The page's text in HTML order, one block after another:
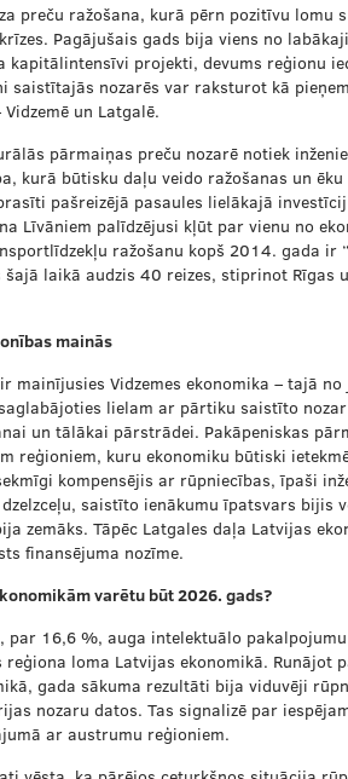
preču ražošana, kurā pērn pozitīvu lomu
Pagājušais gads bija viens no
kapitālintensīvi projekti, devums reģionu
saistītajās nozarēs var raksturot kā
un Latgalē.
pārmaiņas preču nozarē notiek
kurā būtisku daļu veido ražošanas un
pašreizējā pasaules lielākajā
Līvāniem palīdzējusi kļūt par vienu no
ražošanu kopš 2014. gada ir
laikā audzis 40 reizes, stiprinot Rīgas
mainās
mainījusies Vidzemes ekonomika – tajā
lielam ar pārtiku saistīto
un tālākai pārstrādei. Pakāpeniskas
reģioniem, kuru ekonomiku būtiski
kompensējis ar rūpniecības, īpaši
saistīto ienākumu īpatsvars bijis
zemāks. Tāpēc Latgales daļa Latvijas
finansējuma nozīme.
varētu būt 2026. gads?
16,6 %, auga intelektuālo
loma Latvijas ekonomikā. Runājot
gada sākuma rezultāti bija viduvēji
nozaru datos. Tas signalizē par
ar austrumu reģioniem.